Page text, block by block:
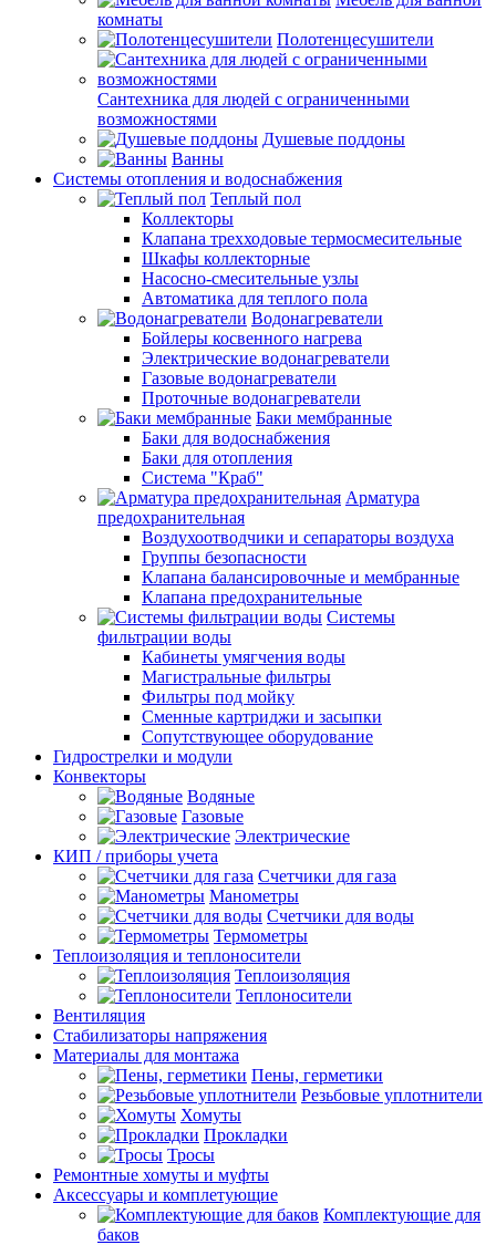
комнаты
Полотенцесушители
Сантехника для людей с ограниченными
возможностями
Душевые поддоны
Ванны
Системы отопления и водоснабжения
Теплый пол
Коллекторы
Клапана трехходовые термосмесительные
Шкафы коллекторные
Насосно-смесительные узлы
Автоматика для теплого пола
Водонагреватели
Бойлеры косвенного нагрева
Электрические водонагреватели
Газовые водонагреватели
Проточные водонагреватели
Баки мембранные
Баки для водоснабжения
Баки для отопления
Система "Краб"
Арматура
предохранительная
Воздухоотводчики и сепараторы воздуха
Группы безопасности
Клапана балансировочные и мембранные
Клапана предохранительные
Системы
фильтрации воды
Кабинеты умягчения воды
Магистральные фильтры
Фильтры под мойку
Сменные картриджи и засыпки
Сопутствующее оборудование
Гидрострелки и модули
Конвекторы
Водяные
Газовые
Электрические
КИП / приборы учета
Счетчики для газа
Манометры
Счетчики для воды
Термометры
Теплоизоляция и теплоносители
Теплоизоляция
Теплоносители
Вентиляция
Стабилизаторы напряжения
Материалы для монтажа
Пены, герметики
Резьбовые уплотнители
Хомуты
Прокладки
Тросы
Ремонтные хомуты и муфты
Аксессуары и комплетующие
Комплектующие для
баков